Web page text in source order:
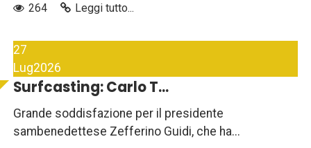
264
Leggi tutto...
27
Lug2026
Surfcasting: Carlo T...
Grande soddisfazione per il presidente
sambenedettese Zefferino Guidi, che ha...